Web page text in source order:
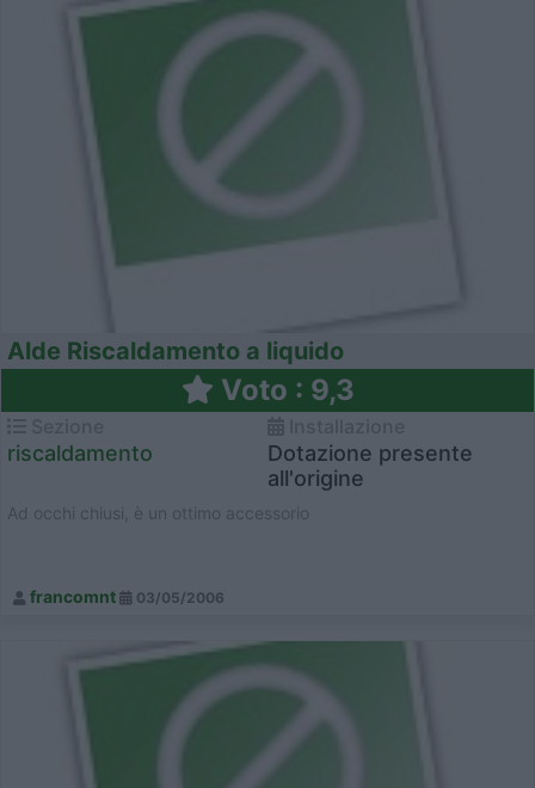
Alde Riscaldamento a liquido
Voto : 9,3
riscaldamento
Dotazione presente
all'origine
Ad occhi chiusi, è un ottimo accessorio
francomnt 03/05/2006